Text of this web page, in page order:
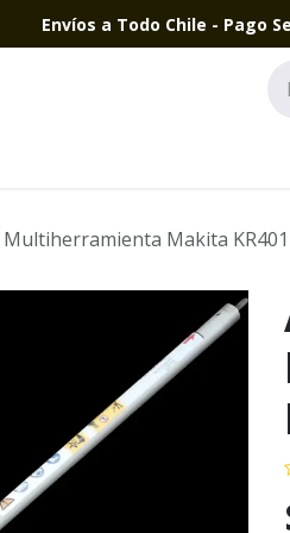
Envíos a Todo Chile - Pago
Makita